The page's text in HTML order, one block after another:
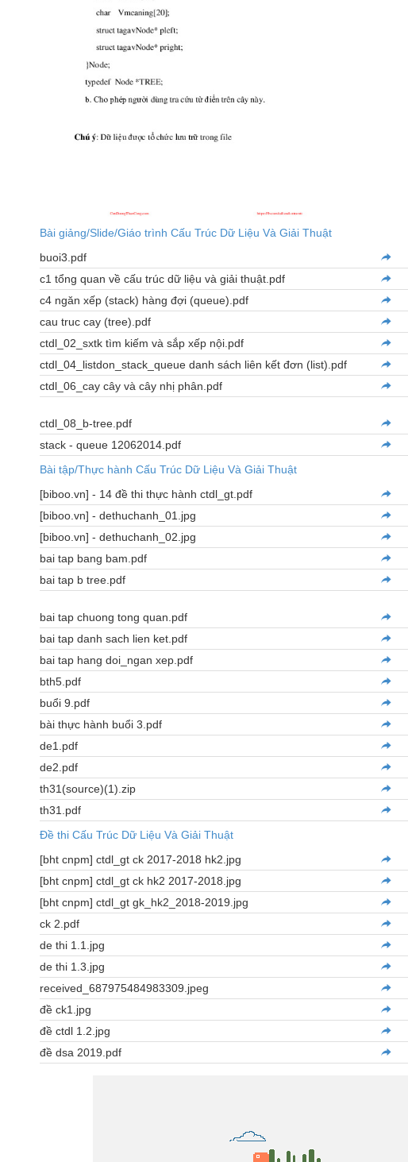
Bài giảng/Slide/Giáo trình Cấu Trúc Dữ Liệu Và Giải Thuật
buoi3.pdf
c1 tổng quan về cấu trúc dữ liệu và giải thuật.pdf
c4 ngăn xếp (stack) hàng đợi (queue).pdf
cau truc cay (tree).pdf
ctdl_02_sxtk tìm kiếm và sắp xếp nội.pdf
ctdl_04_listdon_stack_queue danh sách liên kết đơn (list).pdf
ctdl_06_cay cây và cây nhị phân.pdf
ctdl_08_b-tree.pdf
stack - queue 12062014.pdf
Bài tập/Thực hành Cấu Trúc Dữ Liệu Và Giải Thuật
[biboo.vn] - 14 đề thi thực hành ctdl_gt.pdf
[biboo.vn] - dethuchanh_01.jpg
[biboo.vn] - dethuchanh_02.jpg
bai tap bang bam.pdf
bai tap b tree.pdf
bai tap chuong tong quan.pdf
bai tap danh sach lien ket.pdf
bai tap hang doi_ngan xep.pdf
bth5.pdf
buổi 9.pdf
bài thực hành buổi 3.pdf
de1.pdf
de2.pdf
th31(source)(1).zip
th31.pdf
Đề thi Cấu Trúc Dữ Liệu Và Giải Thuật
[bht cnpm] ctdl_gt ck 2017-2018 hk2.jpg
[bht cnpm] ctdl_gt ck hk2 2017-2018.jpg
[bht cnpm] ctdl_gt gk_hk2_2018-2019.jpg
ck 2.pdf
de thi 1.1.jpg
de thi 1.3.jpg
received_687975484983309.jpeg
đề ck1.jpg
đề ctdl 1.2.jpg
đề dsa 2019.pdf